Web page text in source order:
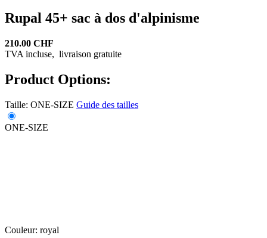
Rupal 45+ sac à dos d'alpinisme
210.00 CHF
TVA incluse, livraison gratuite
Product Options:
Taille: ONE-SIZE Guide des tailles
ONE-SIZE
Couleur: royal